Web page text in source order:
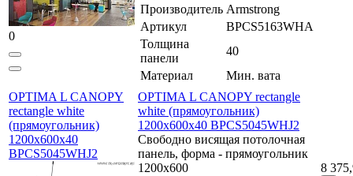
0
Производитель Armstrong
Артикул
BPCS5163WHA
Толщина
панели
40
Материал
Мин. вата
OPTIMA L CANOPY
rectangle white
(прямоугольник)
1200x600x40
BPCS5045WHJ2
OPTIMA L CANOPY rectangle
white (прямоугольник)
1200x600x40 BPCS5045WHJ2
Свободно висящая потолочная
панель, форма - прямоугольник
1200х600
8